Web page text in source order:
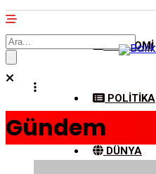
EKONOMI
POLITIKA
DÜNYA
Gündem